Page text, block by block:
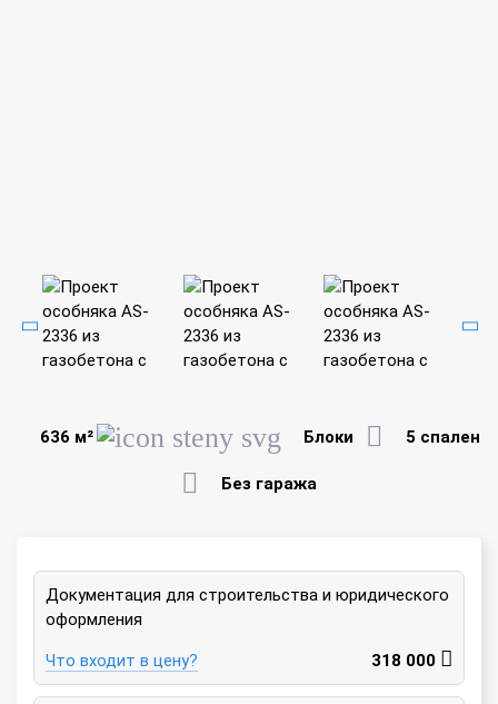
636 м² Блоки 5 спален
Без гаража
Документация для строительства и юридического
оформления
Что входит в цену? 318 000